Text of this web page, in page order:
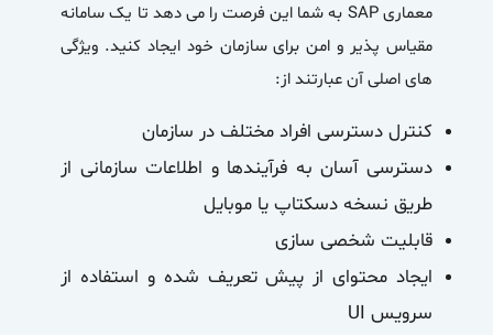
معماری SAP به شما این فرصت را می دهد تا یک سامانه
مقیاس پذیر و امن برای سازمان خود ایجاد کنید. ویژگی
های اصلی آن عبارتند از:
کنترل دسترسی افراد مختلف در سازمان
دسترسی آسان به فرآیندها و اطلاعات سازمانی از
طریق نسخه دسکتاپ یا موبایل
قابلیت شخصی سازی
ایجاد محتوای از پیش تعریف شده و استفاده از
سرویس UI